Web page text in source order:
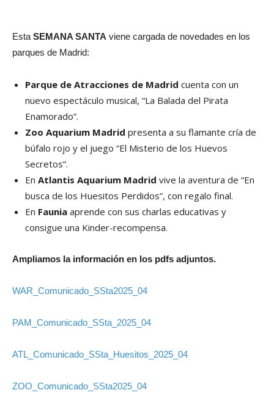
Esta SEMANA SANTA viene cargada de novedades en los
parques de Madrid:
Parque de Atracciones de Madrid cuenta con un
nuevo espectáculo musical, “La Balada del Pirata
Enamorado”.
Zoo Aquarium Madrid presenta a su flamante cría de
búfalo rojo y el juego “El Misterio de los Huevos
Secretos”.
En Atlantis Aquarium Madrid vive la aventura de “En
busca de los Huesitos Perdidos”, con regalo final.
En Faunia aprende con sus charlas educativas y
consigue una Kinder-recompensa.
Ampliamos la información en los pdfs adjuntos.
WAR_Comunicado_SSta2025_04
PAM_Comunicado_SSta_2025_04
ATL_Comunicado_SSta_Huesitos_2025_04
ZOO_Comunicado_SSta2025_04